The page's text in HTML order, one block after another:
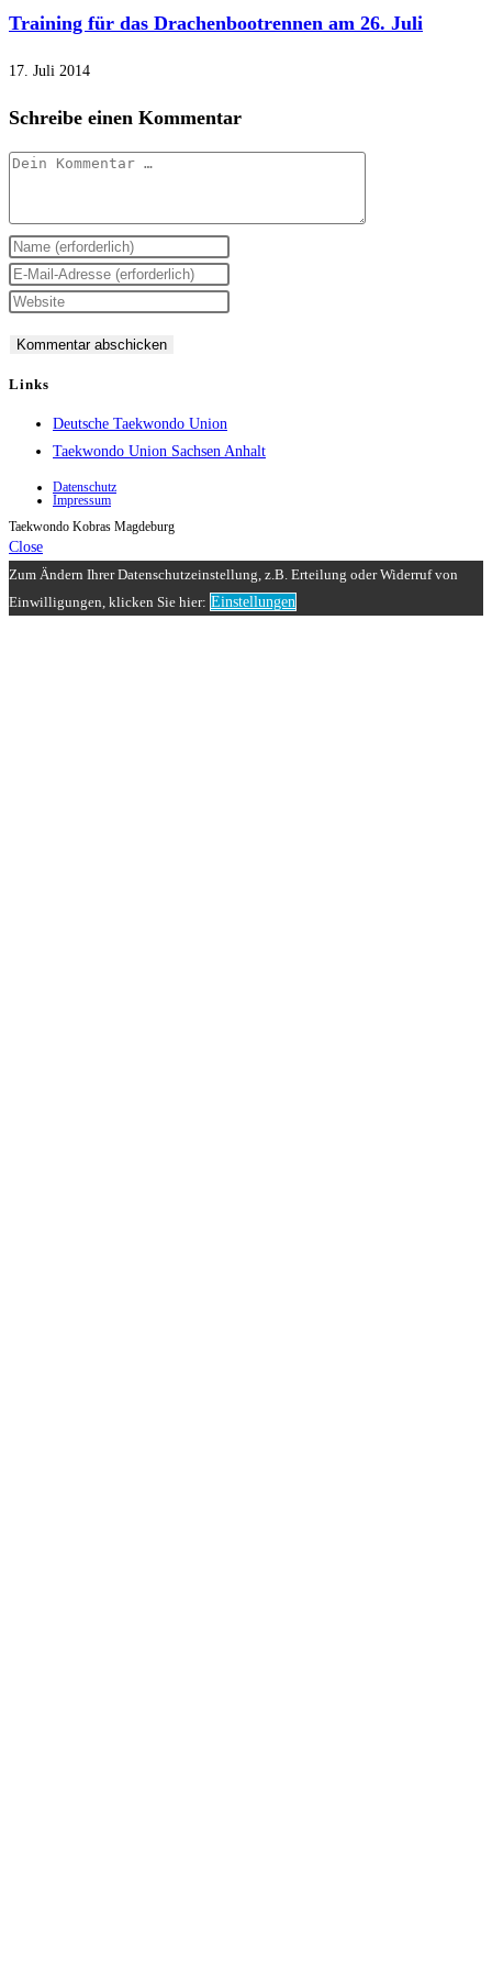
Training für das Drachenbootrennen am 26. Juli
17. Juli 2014
Schreibe einen Kommentar
Kommentar
Gib
deinen
Namen
Benutzernamen
zum
Gib
deine
Mail-
Adresse
Gib
Website-
URL
Links
Deutsche Taekwondo Union
Taekwondo Union Sachsen Anhalt
Datenschutz
Impressum
Taekwondo Kobras Magdeburg
Close
Zum Ändern Ihrer Datenschutzeinstellung, z.B. Erteilung oder Widerruf von
Einwilligungen, klicken Sie hier: Einstellungen